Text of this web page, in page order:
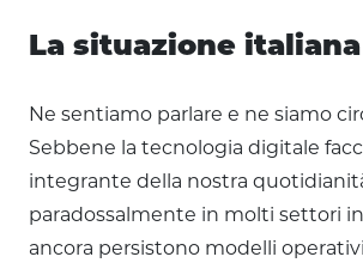
La situazione italiana
Ne sentiamo parlare e ne siamo
Sebbene la tecnologia digitale
integrante della nostra
paradossalmente in molti settori
ancora persistono modelli